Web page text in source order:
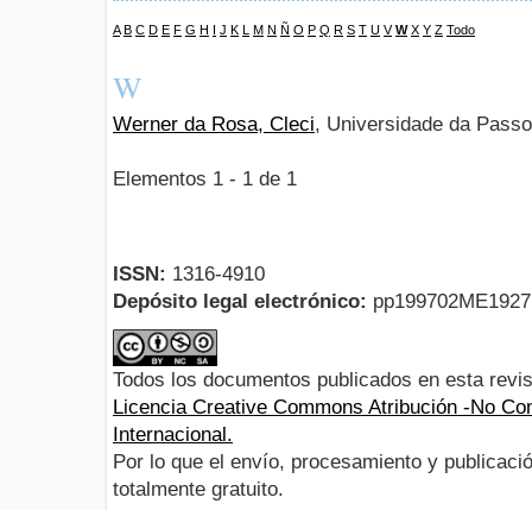
A B C D E F G H I J K L M N Ñ O P Q R S T U V W X Y Z Todo
W
Werner da Rosa, Cleci, Universidade da
Elementos 1 - 1 de 1
ISSN: 1316-4910
Depósito legal electrónico:
Todos los documentos publicados en esta
Licencia Creative Commons Atribución -No
Internacional.
Por lo que el envío, procesamiento y
totalmente gratuito.